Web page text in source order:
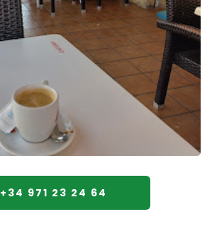
+34 971 23 24 64